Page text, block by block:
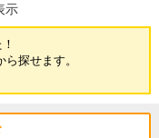
示
ら探せます。